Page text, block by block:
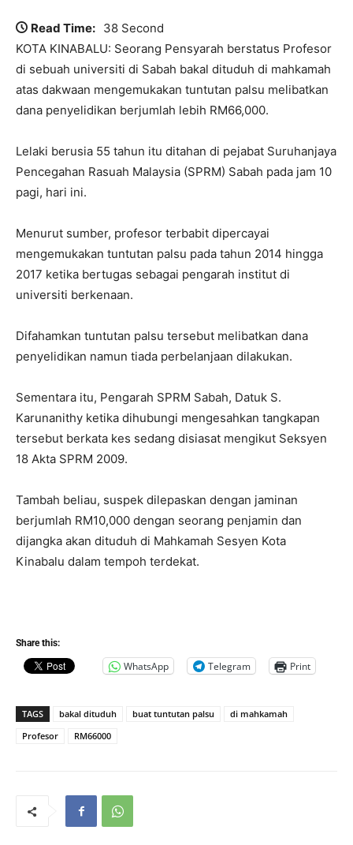
Read Time: 38 Second
KOTA KINABALU: Seorang Pensyarah berstatus Profesor
di sebuah universiti di Sabah bakal dituduh di mahkamah
atas dakwaan mengemukakan tuntutan palsu melibatkan
dana penyelidikan berjumlah lebih RM66,000.
Lelaki berusia 55 tahun itu ditahan di pejabat Suruhanjaya
Pencegahan Rasuah Malaysia (SPRM) Sabah pada jam 10
pagi, hari ini.
Menurut sumber, profesor terbabit dipercayai
mengemukakan tuntutan palsu pada tahun 2014 hingga
2017 ketika bertugas sebagai pengarah institut di
universiti berkenaan.
Difahamkan tuntutan palsu tersebut melibatkan dana
penyelidikan namun tiada perbelanjaan dilakukan.
Sementara itu, Pengarah SPRM Sabah, Datuk S.
Karunanithy ketika dihubungi mengesahkan tangkapan
tersebut berkata kes sedang disiasat mengikut Seksyen
18 Akta SPRM 2009.
Tambah beliau, suspek dilepaskan dengan jaminan
berjumlah RM10,000 dengan seorang penjamin dan
dijangka akan dituduh di Mahkamah Sesyen Kota
Kinabalu dalam tempoh terdekat.
Share this:
WhatsApp Telegram Print
TAGS bakal dituduh buat tuntutan palsu
di mahkamah
Profesor
RM66000